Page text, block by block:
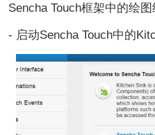
Sencha Touch框架中的绘
- 启动Sencha Touch中的